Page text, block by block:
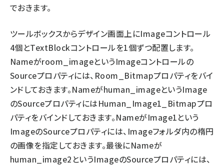
でおきます。
ツールボックスからデザイン画面上にImageコントロール
4個とTextBlockコントロールを1個ずつ配置します。
Nameがroom_imageというImageコントロールの
Sourceプロパティには、Room_Bitmapプロパティをバイ
ンドしておきます。Nameがhuman_imageというImage
のSourceプロパティにはHuman_Image1_Bitmapプロ
パティをバインドしておきます。NameがImage1という
ImageのSourceプロパティには、Imageフォルダ内の楕円
の画像を指定しておきます。最後にNameが
human_image2というImageのSourceプロパティには、